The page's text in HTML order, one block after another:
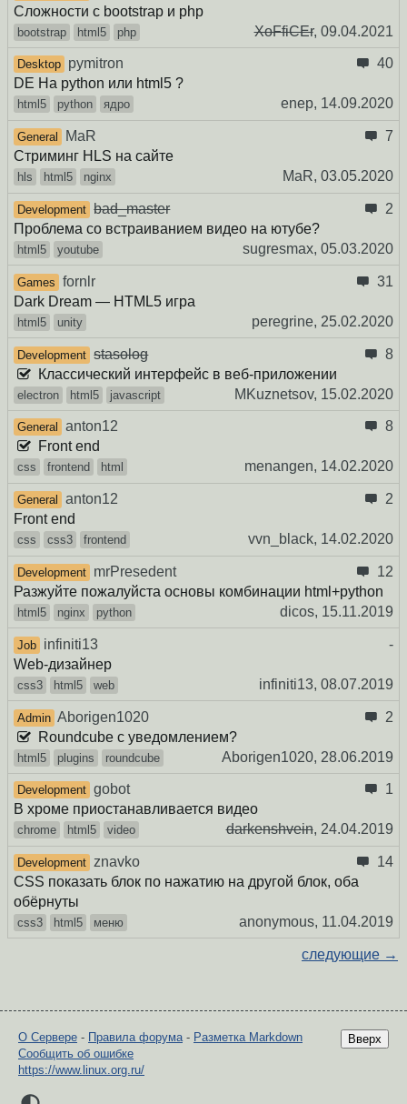
Сложности с bootstrap и php
bootstrap html5 php XoFfiCEr, 09.04.2021
Desktop pymitron
40
DE На python или html5 ?
html5 python ядро enep, 14.09.2020
General MaR
7
Стриминг HLS на сайте
hls html5 nginx MaR, 03.05.2020
Development bad_master
2
Проблема со встраиванием видео на ютубе?
html5 youtube sugresmax, 05.03.2020
Games fornlr
31
Dark Dream — HTML5 игра
html5 unity peregrine, 25.02.2020
Development stasolog
8
Классический интерфейс в веб-приложении
electron html5 javascript MKuznetsov, 15.02.2020
General anton12
8
Front end
css frontend html menangen, 14.02.2020
General anton12
2
Front end
css css3 frontend vvn_black, 14.02.2020
Development mrPresedent
12
Разжуйте пожалуйста основы комбинации html+python
html5 nginx python dicos, 15.11.2019
Job infiniti13
-
Web-дизайнер
css3 html5 web infiniti13, 08.07.2019
Admin Aborigen1020
2
Roundcube c уведомлением?
html5 plugins roundcube Aborigen1020, 28.06.2019
Development gobot
1
В хроме приостанавливается видео
chrome html5 video darkenshvein, 24.04.2019
Development znavko
14
CSS показать блок по нажатию на другой блок, оба
обёрнуты
css3 html5 меню anonymous, 11.04.2019
следующие →
Вверх
О Сервере - Правила форума- Разметка Markdown
Сообщить об ошибке
https://www.linux.org.ru/